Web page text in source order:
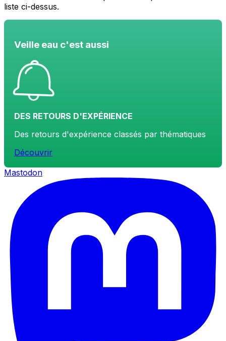
liste ci-dessus.
Veille eau c'est aussi
DES RETOURS D'EXPÉRIENCE
Des retours d'expérience classés par thématiques
Découvrir
Mastodon